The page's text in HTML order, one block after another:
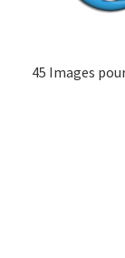
45 Images pour